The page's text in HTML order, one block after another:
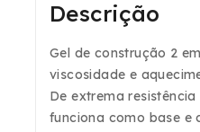
Descrição
Gel de construção 2
viscosidade e
Deextrema resistência
funciona como base e